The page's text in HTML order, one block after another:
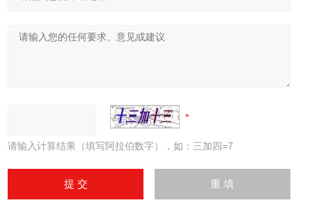
请输入计算结果（填写阿拉伯数字），如：三加四=7